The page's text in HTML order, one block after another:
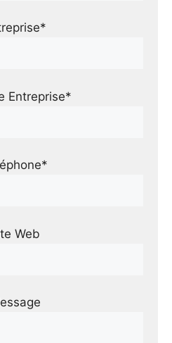
Entreprise*
Web